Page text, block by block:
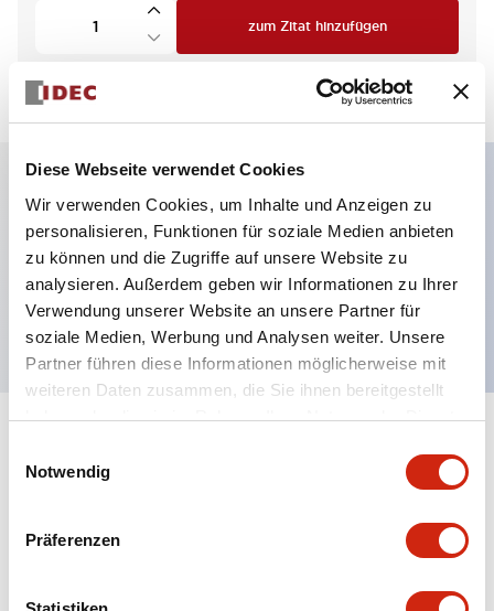
Diese Webseite verwendet Cookies
Wir verwenden Cookies, um Inhalte und Anzeigen zu
personalisieren, Funktionen für soziale Medien anbieten
zu können und die Zugriffe auf unsere Website zu
analysieren. Außerdem geben wir Informationen zu Ihrer
Verwendung unserer Website an unsere Partner für
soziale Medien, Werbung und Analysen weiter. Unsere
Partner führen diese Informationen möglicherweise mit
weiteren Daten zusammen, die Sie ihnen bereitgestellt
haben oder die sie im Rahmen Ihrer Nutzung der Dienste
Notwendig
Präferenzen
zum Zitat hinzufügen
Hauptmerkmale
Federverriegelung, 1NC+1NC Haupt 2NC Tür 1NO
Überwachungsschaltung, 5m Kabel
+